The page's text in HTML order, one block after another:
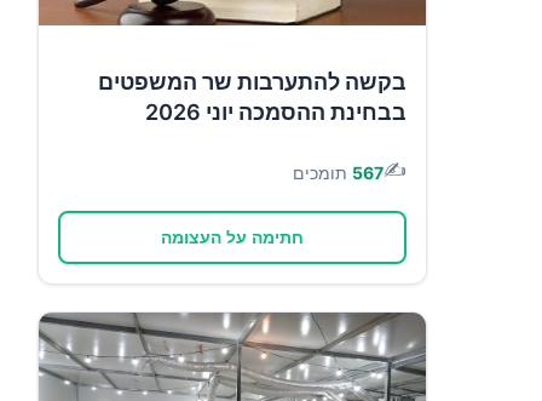
בקשה להתערבות שר המשפטים
בבחינת ההסמכה יוני 2026
✍️
567 תומכים
חתימה על העצומה